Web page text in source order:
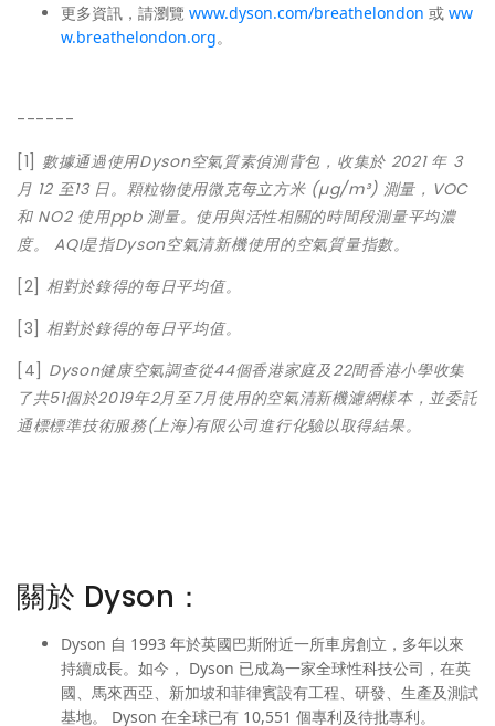
更多資訊，請瀏覽 www.dyson.com/breathelondon 或 ww
w.breathelondon.org。
------
[1]
數據通過使用Dyson空氣質素偵測背包，收集於 2021 年 3
月 12 至13 日。顆粒物使用微克每立方米 (µg/m³) 測量，VOC
和 NO2 使用ppb 測量。使用與活性相關的時間段測量平均濃
度。 AQI是指Dyson空氣清新機使用的空氣質量指數。
[2] 相對於錄得的每日平均值。
[3] 相對於錄得的每日平均值。
[4] Dyson健康空氣調查從44個香港家庭及22間香港小學收集
了共51個於2019年2月至7月使用的空氣清新機濾網樣本，並委託
通標標準技術服務(上海)有限公司進行化驗以取得結果。
關於 Dyson：
Dyson 自 1993 年於英國巴斯附近一所車房創立，多年以來
持續成長。如今， Dyson 已成為一家全球性科技公司，在英
國、馬來西亞、新加坡和菲律賓設有工程、研發、生產及測試
基地。 Dyson 在全球已有 10,551 個專利及待批專利。